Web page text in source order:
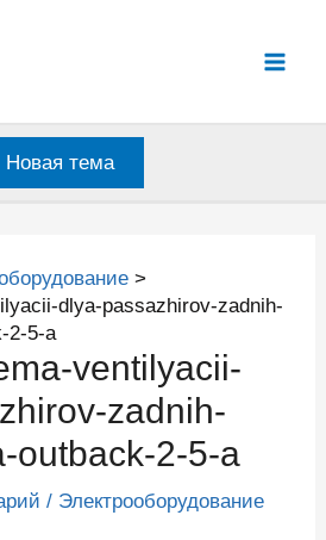
Новая тема
dlya-passazhirov-zadnih-
2-5-a
ventilyacii-
zadnih-
outback-2-5-a
/ Электрооборудование